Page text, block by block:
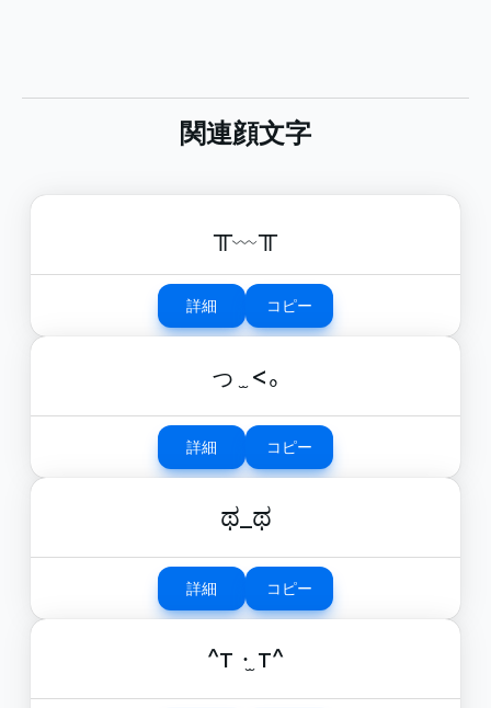
関連顔文字
╥﹏╥
詳細 コピー
っ ̫ <｡
詳細 コピー
ಥ_ಥ
詳細 コピー
^т ·̫ т^